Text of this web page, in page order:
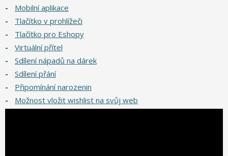
-
Mobilní aplikace
-
Tlačítko v prohlížeči
-
Tlačítko pro Eshopy
-
Virtuální přítel
-
Sdílení nápadů na dárek
-
Sdílení přání
-
Připomínání narozenin
-
Možnost vložit wishlist na svůj web